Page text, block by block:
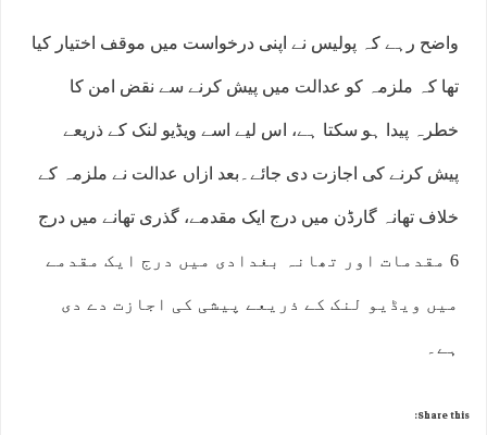
واضح رہے کہ پولیس نے اپنی درخواست میں موقف اختیار کیا
تھا کہ ملزمہ کو عدالت میں پیش کرنے سے نقض امن کا
خطرہ پیدا ہو سکتا ہے، اس لیے اسے ویڈیو لنک کے ذریعے
پیش کرنے کی اجازت دی جائے۔بعد ازاں عدالت نے ملزمہ کے
خلاف تھانہ گارڈن میں درج ایک مقدمے، گذری تھانے میں درج
6 مقدمات اور تھانہ بغدادی میں درج ایک مقدمے
میں ویڈیو لنک کے ذریعے پیشی کی اجازت دے دی
ہے۔
Share this: